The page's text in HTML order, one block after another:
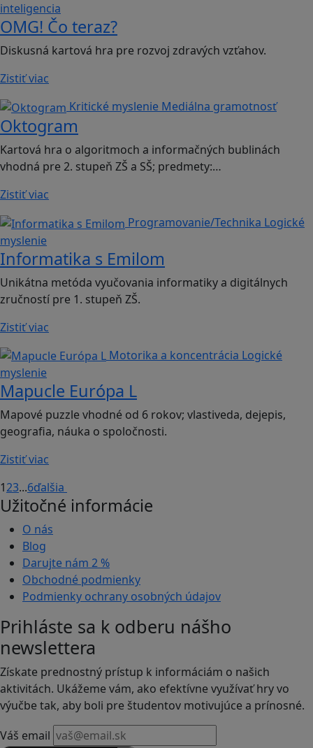
inteligencia
OMG! Čo teraz?
Diskusná kartová hra pre rozvoj zdravých vzťahov.
Zistiť viac
Kritické myslenie Mediálna gramotnosť
Oktogram
Kartová hra o algoritmoch a informačných bublinách
vhodná pre 2. stupeň ZŠ a SŠ; predmety:…
Zistiť viac
Programovanie/Technika Logické
myslenie
Informatika s Emilom
Unikátna metóda vyučovania informatiky a digitálnych
zručností pre 1. stupeň ZŠ.
Zistiť viac
Motorika a koncentrácia Logické
myslenie
Mapucle Európa L
Mapové puzzle vhodné od 6 rokov; vlastiveda, dejepis,
geografia, náuka o spoločnosti.
Zistiť viac
123...6ďalšia
Užitočné informácie
O nás
Blog
Darujte nám 2 %
Obchodné podmienky
Podmienky ochrany osobných údajov
Prihláste sa k odberu nášho
newslettera
Získate prednostný prístup k informáciám o našich
aktivitách. Ukážeme vám, ako efektívne využívať hry vo
výučbe tak, aby boli pre študentov motivujúce a prínosné.
Váš email